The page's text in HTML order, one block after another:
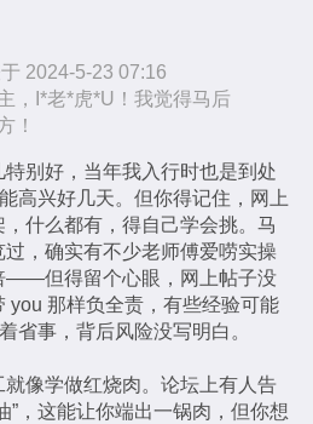
2024-5-23 07:16
，I*老*虎*U！我觉得马后
！
别好，当年我入行时也是到处
高兴好几天。但你得记住，网上
什么都有，得自己学会挑。马
，确实有不少老师傅爱唠实操
——但得留个心眼，网上帖子没
you 那样负全责，有些经验可能
省事，背后风险没写明白。
像学做红烧肉。论坛上有人告
”，这能让你端出一锅肉，但你想